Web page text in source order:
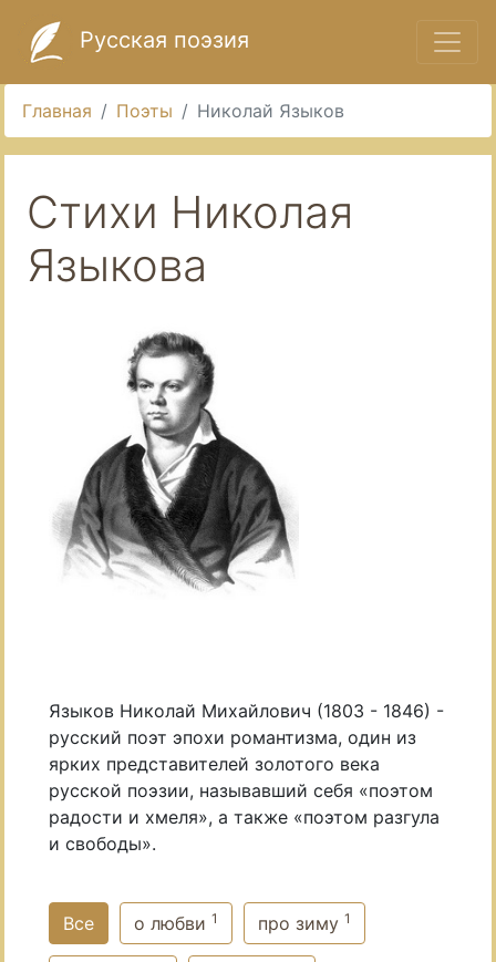
Русская поэзия
Главная Поэты Николай Языков
Стихи Николая
Языкова
Языков Николай Михайлович (1803 - 1846) -
русский поэт эпохи романтизма, один из
ярких представителей золотого века
русской поэзии, называвший себя «поэтом
радости и хмеля», а также «поэтом разгула
и свободы».
Все о любви 1 про зиму 1